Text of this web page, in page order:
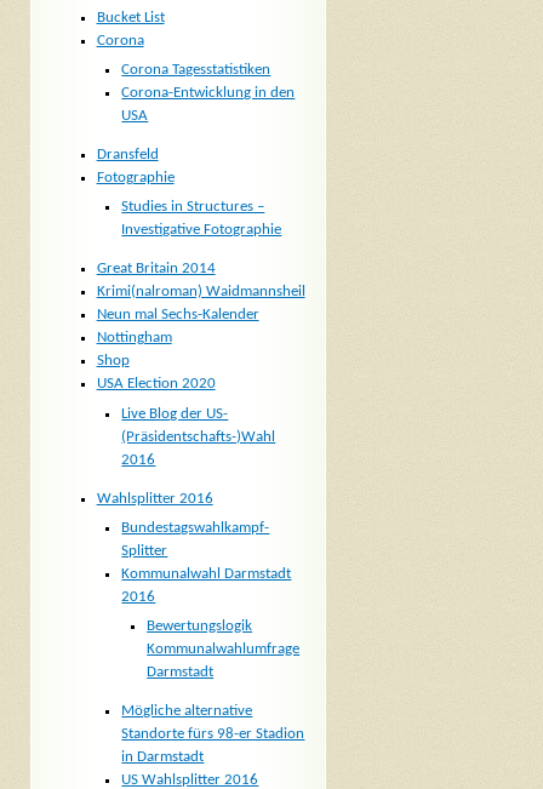
Bucket List
Corona
Corona Tagesstatistiken
Corona-Entwicklung in den
USA
Dransfeld
Fotographie
Studies in Structures –
Investigative Fotographie
Great Britain 2014
Krimi(nalroman) Waidmannsheil
Neun mal Sechs-Kalender
Nottingham
Shop
USA Election 2020
Live Blog der US-
(Präsidentschafts-)Wahl
2016
Wahlsplitter 2016
Bundestagswahlkampf-
Splitter
Kommunalwahl Darmstadt
2016
Bewertungslogik
Kommunalwahlumfrage
Darmstadt
Mögliche alternative
Standorte fürs 98-er Stadion
in Darmstadt
US Wahlsplitter 2016